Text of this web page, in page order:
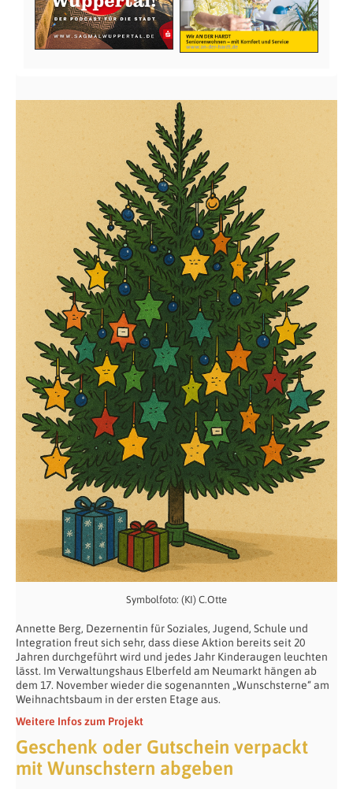
Symbolfoto: (KI) C.Otte
Annette Berg, Dezernentin für Soziales, Jugend, Schule und
Integration freut sich sehr, dass diese Aktion bereits seit 20
Jahren durchgeführt wird und jedes Jahr Kinderaugen leuchten
lässt. Im Verwaltungshaus Elberfeld am Neumarkt hängen ab
dem 17. November wieder die sogenannten „Wunschsterne“ am
Weihnachtsbaum in der ersten Etage aus.
Weitere Infos zum Projekt
Geschenk oder Gutschein verpackt
mit Wunschstern abgeben